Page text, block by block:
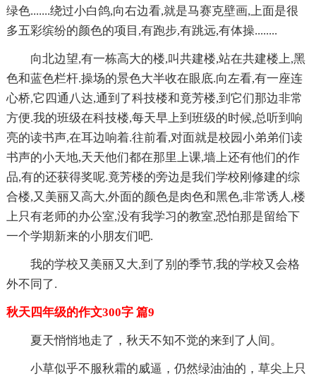
绿色.......绕过小白鸽,向右边看,就是马赛克壁画,上面是很
多五彩缤纷的颜色的项目,有跑步,有跳远,有体操........
向北边望,有一栋高大的楼,叫共建楼,站在共建楼上,黑
色和蓝色栏杆.操场的景色大半收在眼底.向左看,有一座连
心桥,它四通八达,通到了科技楼和竟芳楼,到它们那边非常
方便.我的班级在科技楼,每天早上到班级的时候,总听到响
亮的读书声,在耳边响着.往前看,对面就是校园小弟弟们读
书声的小天地,天天他们都在那里上课,墙上还有他们的作
品,有的还获得奖呢.竟芳楼的旁边是我们学校刚修建的综
合楼,又美丽又高大,外面的颜色是肉色和黑色,非常诱人,楼
上只有老师的办公室,没有我学习的教室,恐怕那是留给下
一个学期新来的小朋友们吧.
我的学校又美丽又大,到了别的季节,我的学校又会格
外不同了.
秋天四年级的作文300字 篇9
夏天悄悄地走了，秋天不知不觉的来到了人间。
小草似乎不服秋霜的威逼，仍然绿油油的，草尖上只